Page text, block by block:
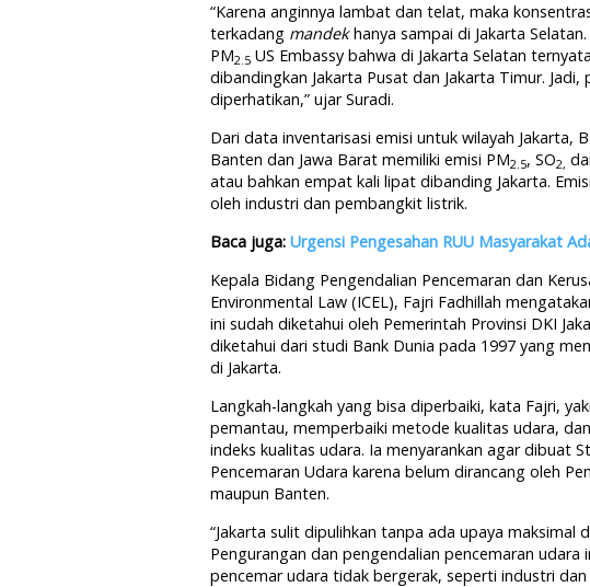
“Karena anginnya lambat dan telat, maka
terkadang mandekhanya sampai di Jakarta
PM2.5 US Embassy bahwa di Jakarta Selatan
dibandingkan Jakarta Pusat dan Jakarta Timur.
diperhatikan,” ujar Suradi.
Dari data inventarisasi emisi untuk wilayah Jakarta,
Banten dan Jawa Barat memiliki emisi PM2.5, SO2,
atau bahkan empat kali lipat dibanding Jakarta.
oleh industri dan pembangkit listrik.
Baca juga: Urgensi Pengesahan RUU Masyarakat
Kepala Bidang Pengendalian Pencemaran dan
Environmental Law (ICEL), Fajri Fadhillah
ini sudah diketahui oleh Pemerintah Provinsi DKI
diketahui dari studi Bank Dunia pada 1997 yang
di Jakarta.
Langkah-langkah yang bisa diperbaiki, kata Fajri,
pemantau, memperbaiki metode kualitas udara,
indeks kualitas udara. Ia menyarankan agar dibuat
Pencemaran Udara karena belum dirancang oleh
maupun Banten.
“Jakarta sulit dipulihkan tanpa ada upaya maksimal
Pengurangan dan pengendalian pencemaran
pencemar udara tidak bergerak, seperti industri